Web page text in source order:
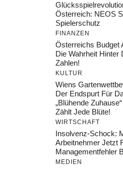
Österreich: NEOS
Spielerschutz
FINANZEN
Österreichs Budget
Die Wahrheit Hinter
Zahlen!
KULTUR
Wiens
Der Endspurt Für
„Blühende
Zählt Jede Blüte!
WIRTSCHAFT
Insolvenz-Schock:
Arbeitnehmer Jetzt
Managementfehler
MEDIEN